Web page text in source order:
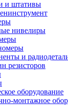
и штативы
нивелиры
и
резисторов
оборудование
монтажное